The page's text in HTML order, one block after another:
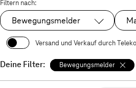
Filtern nach:
Ausgewählt:
Bewegungsmelder
Versand und Verkauf durch
Deine Filter: Bewegungsmelder